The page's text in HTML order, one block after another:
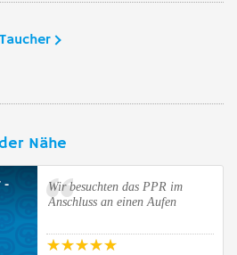
Nähe
-
Wir besuchten das PPR im
Anschluss an einen Aufen